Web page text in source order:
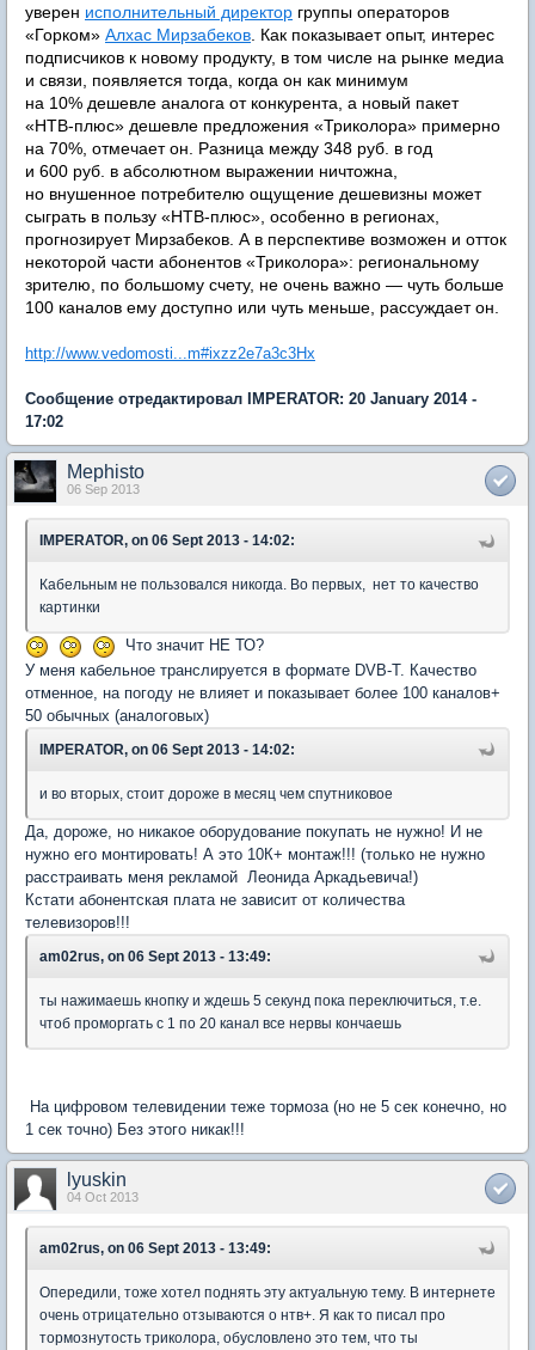
уверен исполнительный директор группы операторов
«Горком» Алхас Мирзабеков . Как показывает опыт, интерес
подписчиков к новому продукту, в том числе на рынке медиа
и связи, появляется тогда, когда он как минимум
на 10% дешевле аналога от конкурента, а новый пакет
«НТВ-плюс» дешевле предложения «Триколора» примерно
на 70%, отмечает он. Разница между 348 руб. в год
и 600 руб. в абсолютном выражении ничтожна,
но внушенное потребителю ощущение дешевизны может
сыграть в пользу «НТВ-плюс», особенно в регионах,
прогнозирует Мирзабеков. А в перспективе возможен и отток
некоторой части абонентов «Триколора»: региональному
зрителю, по большому счету, не очень важно — чуть больше
100 каналов ему доступно или чуть меньше, рассуждает он.
http://www.vedomosti...m#ixzz2e7a3c3Hx
Сообщение отредактировал IMPERATOR: 20 January 2014 -
17:02
Mephisto
06 Sep 2013
IMPERATOR, on 06 Sept 2013 - 14:02:
Кабельным не пользовался никогда. Во первых, нет то качество
картинки
Что значит НЕ ТО?
У меня кабельное транслируется в формате DVB-T. Качество
отменное, на погоду не влияет и показывает более 100 каналов+
50 обычных (аналоговых)
IMPERATOR, on 06 Sept 2013 - 14:02:
и во вторых, стоит дороже в месяц чем спутниковое
Да, дороже, но никакое оборудование покупать не нужно! И не
нужно его монтировать! А это 10К+ монтаж!!! (только не нужно
расстраивать меня рекламой Леонида Аркадьевича!)
Кстати абонентская плата не зависит от количества
телевизоров!!!
am02rus, on 06 Sept 2013 - 13:49:
ты нажимаешь кнопку и ждешь 5 секунд пока переключиться, т.е.
чтоб проморгать с 1 по 20 канал все нервы кончаешь
На цифровом телевидении теже тормоза (но не 5 сек конечно, но
1 сек точно) Без этого никак!!!
lyuskin
04 Oct 2013
am02rus, on 06 Sept 2013 - 13:49:
Опередили, тоже хотел поднять эту актуальную тему. В интернете
очень отрицательно отзываются о нтв+. Я как то писал про
тормознутость триколора, обусловлено это тем, что ты